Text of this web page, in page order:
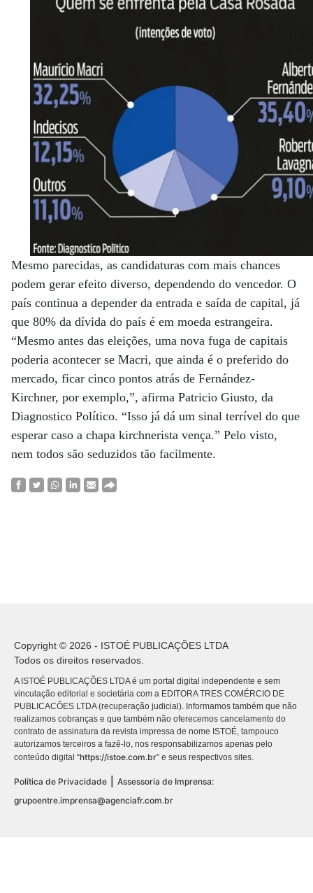
Mesmo parecidas, as candidaturas com mais chances
podem gerar efeito diverso, dependendo do vencedor. O
país continua a depender da entrada e saída de capital, já
que 80% da dívida do país é em moeda estrangeira.
“Mesmo antes das eleições, uma nova fuga de capitais
poderia acontecer se Macri, que ainda é o preferido do
mercado, ficar cinco pontos atrás de Fernández-
Kirchner, por exemplo,”, afirma Patricio Giusto, da
Diagnostico Político. “Isso já dá um sinal terrível do que
esperar caso a chapa kirchnerista vença.” Pelo visto,
nem todos são seduzidos tão facilmente.
Copyright © 2026 - ISTOÉ PUBLICAÇÕES LTDA
Todos os direitos reservados.
A ISTOÉ PUBLICAÇÕES LTDA é um portal digital independente e sem
vinculação editorial e societária com a EDITORA TRES COMÉRCIO DE
PUBLICACÕES LTDA (recuperação judicial). Informamos também que não
realizamos cobranças e que também não oferecemos cancelamento do
contrato de assinatura da revista impressa de nome ISTOÉ, tampouco
autorizamos terceiros a fazê-lo, nos responsabilizamos apenas pelo
conteúdo digital “https://istoe.com.br” e seus respectivos sites.
Política de Privacidade | Assessoria de Imprensa:
grupoentre.imprensa@agenciafr.com.br